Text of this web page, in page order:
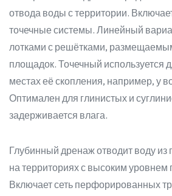
отвода воды с территории.
точечные системы. Линейный
лотками с решётками,
площадок. Точечный используется
местах её скопления, например, у
Оптимален для глинистых и
задерживается влага.
Глубинный дренаж отводит воду из
на территориях с высоким уровнем
Включает сеть перфорированных